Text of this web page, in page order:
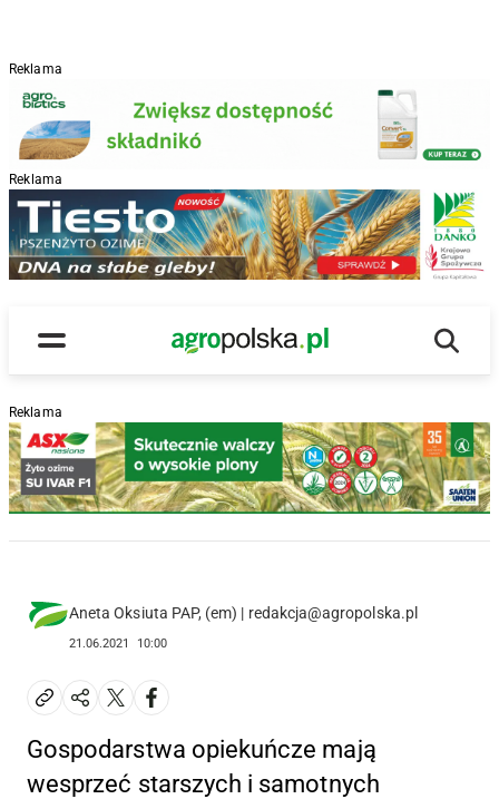
Reklama
Reklama
Menu
Main Logo
Reklama
Aneta Oksiuta PAP, (em) | redakcja@agropolska.pl
21.06.2021 10:00
Gospodarstwa opiekuńcze mają
wesprzeć starszych i samotnych